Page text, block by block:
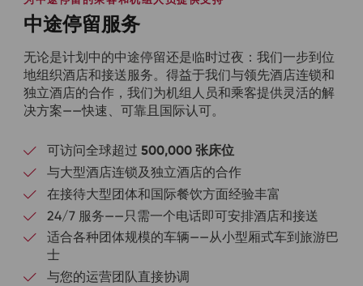
中途停留服务
无论是计划中的中途停留还是临时过夜：我们一步到位
地组织酒店和接送服务。得益于我们与领先酒店连锁和
独立酒店的合作，我们为机组人员和乘客提供灵活的解
决方案——快速、可靠且国际认可。
可访问全球超过500,000 张床位
与大型酒店连锁及独立酒店的合作
在接待大型团体和国际餐饮方面经验丰富
24/7 服务——只需一个电话即可安排酒店和接送
适合各种团体规模的车辆——从小型厢式车到旅游巴
士
与您的运营团队直接协调